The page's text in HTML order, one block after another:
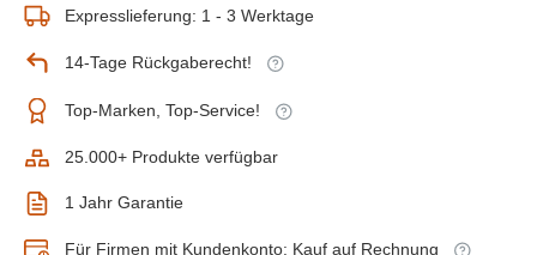
Expresslieferung: 1 - 3 Werktage
14-Tage Rückgaberecht!
Top-Marken, Top-Service!
25.000+ Produkte verfügbar
1 Jahr Garantie
Für Firmen mit Kundenkonto: Kauf auf Rechnung